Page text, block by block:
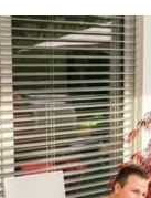
live
an
Ihrer
Terrasse“